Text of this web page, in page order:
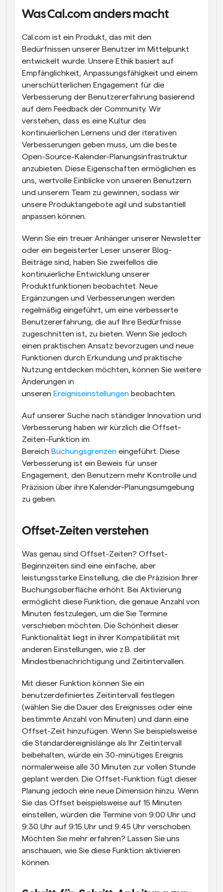
Supercharged Planung mit KI-gestützten Anrufen
Arbeitsabläufe
Blog
Bleiben Sie auf dem Laufenden über die neuesten
Nachrichten und Updates.
Sofortige Besprechungen
Treffen Sie sich in wenigen Minuten mit Kunden
Dynamische Gruppenlinks
Nahtlos Meetings mit mehreren Personen buchen
Webhooks
Erhalten Sie eine Benachrichtigung, wenn etwas
passiert
Was Cal.com anders macht
Cal.com ist ein Produkt, das mit den
Bedürfnissen unserer Benutzer im Mittelpunkt
entwickelt wurde. Unsere Ethik basiert auf
Empfänglichkeit, Anpassungsfähigkeit und einem
unerschütterlichen Engagement für die
Verbesserung der Benutzererfahrung basierend
auf dem Feedback der Community. Wir
verstehen, dass es eine Kultur des
kontinuierlichen Lernens und der iterativen
Verbesserungen geben muss, um die beste
Open-Source-Kalender-Planungsinfrastruktur
anzubieten. Diese Eigenschaften ermöglichen es
uns, wertvolle Einblicke von unseren Benutzern
und unserem Team zu gewinnen, sodass wir
unsere Produktangebote agil und substantiell
anpassen können.
Wenn Sie ein treuer Anhänger unserer Newsletter
oder ein begeisterter Leser unserer Blog-
Beiträge sind, haben Sie zweifellos die
kontinuierliche Entwicklung unserer
Produktfunktionen beobachtet. Neue
Ergänzungen und Verbesserungen werden
regelmäßig eingeführt, um eine verbesserte
Benutzererfahrung, die auf Ihre Bedürfnisse
zugeschnitten ist, zu bieten. Wenn Sie jedoch
einen praktischen Ansatz bevorzugen und neue
Funktionen durch Erkundung und praktische
Nutzung entdecken möchten, können Sie weitere
Änderungen in
unseren Ereigniseinstellungen beobachten.
Auf unserer Suche nach ständiger Innovation und
Verbesserung haben wir kürzlich die Offset-
Zeiten-Funktion im
Bereich Buchungsgrenzen eingeführt. Diese
Verbesserung ist ein Beweis für unser
Engagement, den Benutzern mehr Kontrolle und
Präzision über ihre Kalender-Planungsumgebung
zu geben.
Offset-Zeiten verstehen
Was genau sind Offset-Zeiten? Offset-
Beginnzeiten sind eine einfache, aber
leistungsstarke Einstellung, die die Präzision Ihrer
Buchungsoberfläche erhöht. Bei Aktivierung
ermöglicht diese Funktion, die genaue Anzahl von
Minuten festzulegen, um die Sie Termine
verschieben möchten. Die Schönheit dieser
Funktionalität liegt in ihrer Kompatibilität mit
anderen Einstellungen, wie z.B. der
Mindestbenachrichtigung und Zeitintervallen.
Mit dieser Funktion können Sie ein
benutzerdefiniertes Zeitintervall festlegen
(wählen Sie die Dauer des Ereignisses oder eine
bestimmte Anzahl von Minuten) und dann eine
Offset-Zeit hinzufügen. Wenn Sie beispielsweise
die Standardereignislänge als Ihr Zeitintervall
beibehalten, würde ein 30-minütiges Ereignis
normalerweise alle 30 Minuten zur vollen Stunde
geplant werden. Die Offset-Funktion fügt dieser
Planung jedoch eine neue Dimension hinzu. Wenn
Sie das Offset beispielsweise auf 15 Minuten
einstellen, würden die Termine von 9:00 Uhr und
9:30 Uhr auf 9:15 Uhr und 9:45 Uhr verschoben.
Möchten Sie mehr erfahren? Lassen Sie uns
anschauen, wie Sie diese Funktion aktivieren
können.